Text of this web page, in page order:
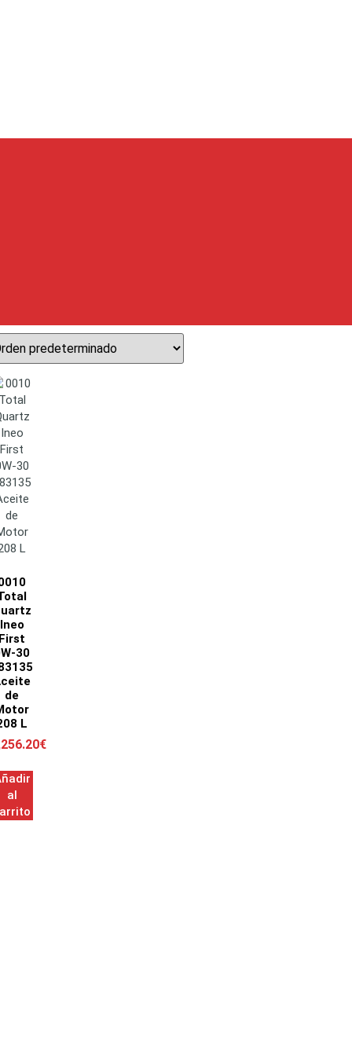
Ineo
First
30
de
L
€
al